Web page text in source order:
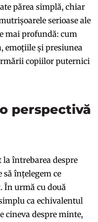
părea simplă, chiar
serioase ale
mai profundă: cum
emoțiile și presiunea
copiilor puternici
perspectivă
întrebarea despre
înțelegem ce
În urmă cu două
ca echivalentul
cineva despre minte,